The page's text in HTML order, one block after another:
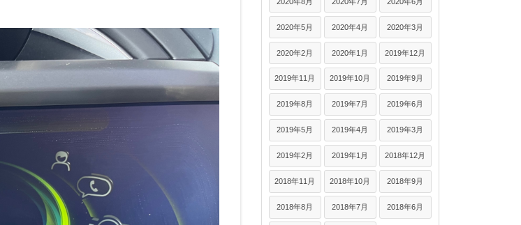
2020年5月 2020年4月 2020年3月
2020年2月 2020年1月 2019年12月
2019年11月 2019年10月 2019年9月
2019年8月 2019年7月 2019年6月
2019年5月 2019年4月 2019年3月
2019年2月 2019年1月 2018年12月
2018年11月 2018年10月 2018年9月
2018年8月 2018年7月 2018年6月